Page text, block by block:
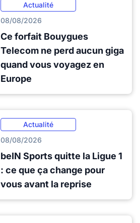
Actualité
08/08/2026
Ce forfait Bouygues
Telecom ne perd aucun giga
quand vous voyagez en
Europe
Actualité
08/08/2026
beIN Sports quitte la Ligue 1
: ce que ça change pour
vous avant la reprise